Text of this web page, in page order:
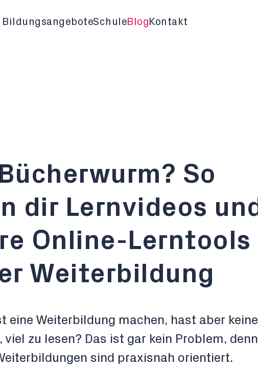
BildungsangeboteSchule Blog Kontakt
So
dir Lernvideos und
Online-Lerntools
Weiterbildung
eine Weiterbildung machen, hast aber keine
viel zu lesen? Das ist gar kein Problem, denn
sind praxisnah orientiert.